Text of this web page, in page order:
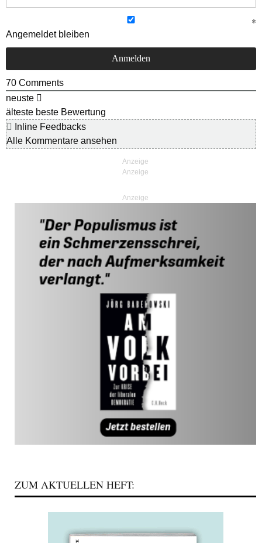
Angemeldet bleiben
70 Comments
neuste
älteste beste Bewertung
Inline Feedbacks
Alle Kommentare ansehen
Anzeige
ZUM AKTUELLEN HEFT: